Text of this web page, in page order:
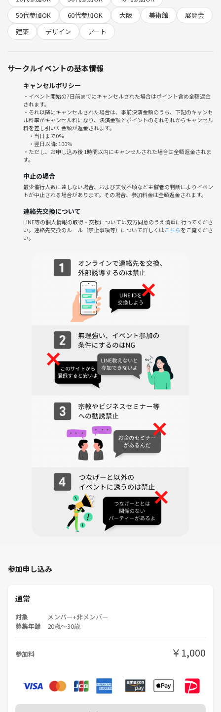
💬 こんな方に
・ガウディ展が気になっていた
・休日をゆるく過ごしたい
「ひとりでは行かないけど気になる」
そんな方も大歓迎です🌿
📍大阪市内
⏰ 5/31(日)10:00〜
50代参加OK
60代参加OK 大阪 美術館
展覧会
建築
デザイン アート
サークルイベントの基本情報
キャンセルポリシー
・イベント開始の7日前までにキャンセルされた場合はポイント含め全額返金
されます。
・それ以降にキャンセルされた場合は、事前決済金額のうち、下記のキャンセ
ル料率がキャンセル料になり、決済金額とポイントのそれぞれからキャンセル
料を差し引いた金額が返金されます。
・当日まで0%
・翌日以降: 100%
・ただし、お申し込み後 1時間以内にキャンセルされた場合は全額返金されま
す。
中止の場合
最少催行人数に達しない場合、および天候不順など主催者の判断によりイベン
トが中止される場合があります。その場合、参加料金は全額返金されます。
連絡先交換について
LINE等の個人情報の取得・交換については双方同意のうえ慎重に行ってくださ
い。連絡先交換のルール（禁止事項等）について詳しくはこちらをご覧くださ
い。
参加申し込み
通常
対象 メンバー+非メンバー
募集年齢 20歳〜30歳
参加料 ￥1,000